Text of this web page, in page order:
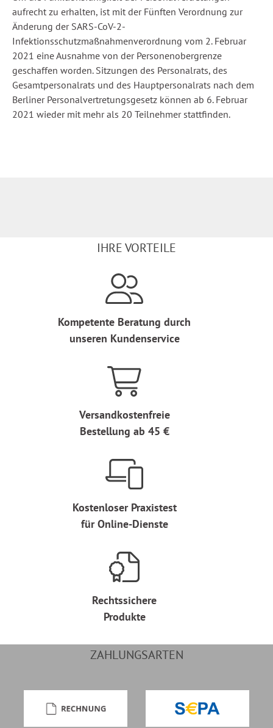
aufrecht zu erhalten, ist mit der Fünften Verordnung zur
Änderung der SARS-CoV-2-
Infektionsschutzmaßnahmenverordnung vom 2. Februar
2021 eine Ausnahme von der Personenobergrenze
geschaffen worden. Sitzungen des Personalrats, des
Gesamtpersonalrats und des Hauptpersonalrats nach dem
Berliner Personalvertretungsgesetz können ab 6. Februar
2021 wieder mit mehr als 20 Teilnehmer stattfinden.
IHRE VORTEILE
Kompetente Beratung durch
unseren Kundenservice
Versandkostenfreie
Bestellung ab 45 €
Kostenloser Praxistest
für Online-Dienste
Rechtssichere
Produkte
ZAHLUNGSARTEN